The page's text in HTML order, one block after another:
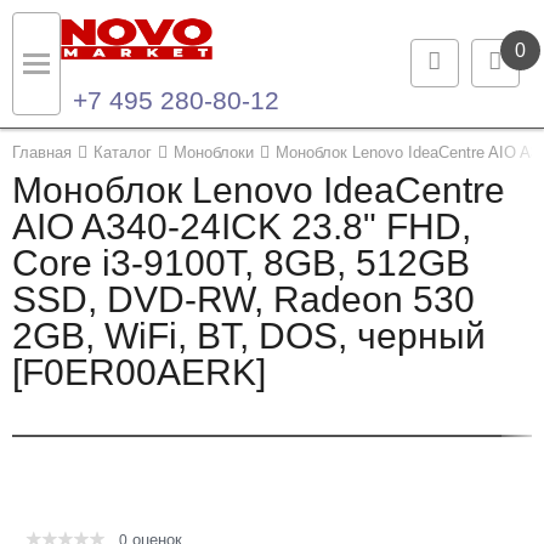
0
+7 495 280-80-12
Главная Каталог Моноблоки Моноблок Lenovo IdeaCentre AIO
Моноблок Lenovo IdeaCentre
AIO A340-24ICK 23.8" FHD,
Core i3-9100T, 8GB, 512GB
SSD, DVD-RW, Radeon 530
2GB, WiFi, BT, DOS, черный
[F0ER00AERK]
0 оценок
Назад
Каталог продукции
Ноутбуки и ультрабуки
Компьютеры
Моноблоки
Назад
Контакты
Контактная информация